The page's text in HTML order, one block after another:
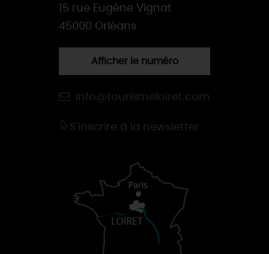
15 rue Eugène Vignat
45000 Orléans
Afficher le numéro
info@tourismeloiret.com
S'inscrire à la newsletter